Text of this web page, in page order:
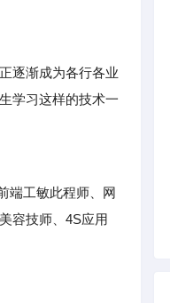
逐渐成为各行各业
学习这样的技术一
端工敏此程师、网
容技师、4S应用